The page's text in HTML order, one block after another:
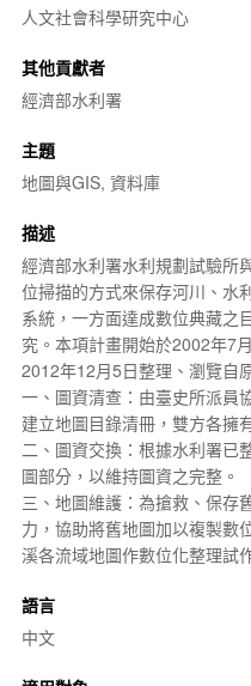
人文社會科學研究中心
其他貢獻者
經濟部水利署
主題
地圖與GIS, 資料庫
描述
經濟部水利署水利規劃試驗所
位掃描的方式來保存河川、水
系統，一方面達成數位典藏之
究。本項計畫開始於2002年7
2012年12月5日整理、瀏覽自
一、圖資清查：由臺史所派員
建立地圖目錄清冊，雙方各擁
二、圖資交換：根據水利署已
圖部分，以維持圖資之完整。
三、地圖維護：為搶救、保存
力，協助將舊地圖加以複製數
溪各流域地圖作數位化整理試
語言
中文